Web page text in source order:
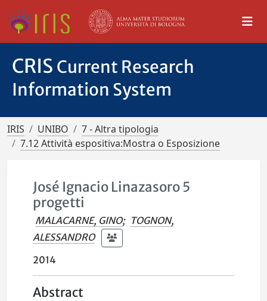
CRIS Current Research
Information System
IRIS UNIBO
7 - Altra tipologia
7.12 Attività espositiva:Mostra o Esposizione
José Ignacio Linazasoro 5
progetti
MALACARNE, GINO; TOGNON,
ALESSANDRO
2014
Abstract